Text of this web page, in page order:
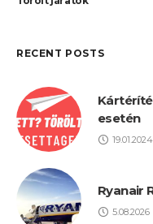
RECENT POSTS
esetén
19.01.2024
Ryanair
5.08.2026